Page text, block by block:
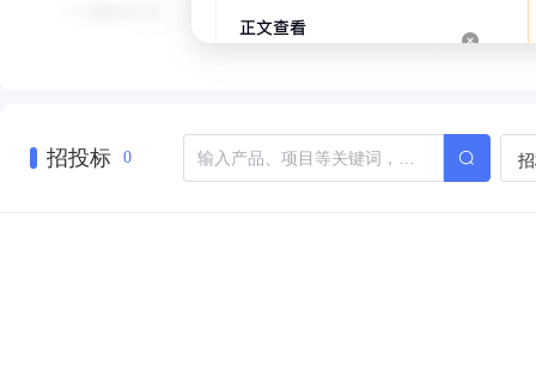
招投标 0